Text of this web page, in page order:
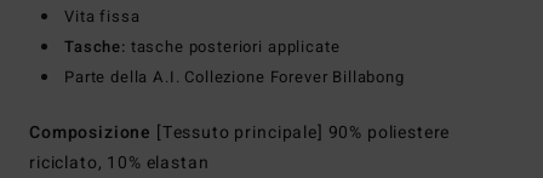
Vita fissa
Tasche: tasche posteriori applicate
Parte della A.I. Collezione Forever Billabong
Composizione [Tessuto principale] 90% poliestere
riciclato, 10% elastan